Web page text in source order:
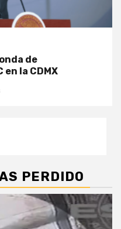
de
la CDMX
PERDIDO